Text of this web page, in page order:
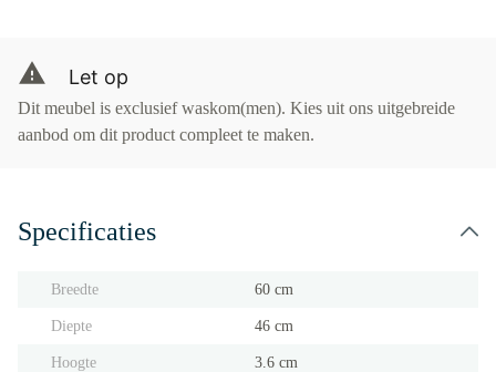
Let op
Dit meubel is exclusief waskom(men). Kies uit ons uitgebreide
aanbod om dit product compleet te maken.
Specificaties
Breedte 60 cm
Diepte 46 cm
Hoogte 3.6 cm